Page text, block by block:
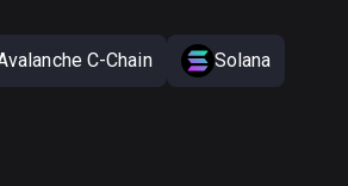
C-Chain Solana